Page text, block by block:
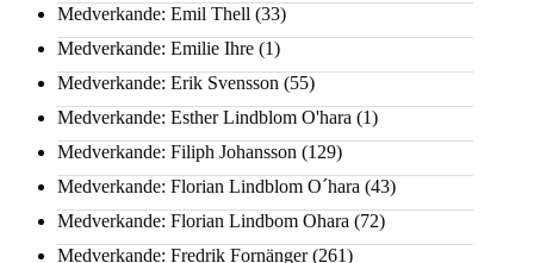
Medverkande: Emil Thell (33)
Medverkande: Emilie Ihre (1)
Medverkande: Erik Svensson (55)
Medverkande: Esther Lindblom O'hara (1)
Medverkande: Filiph Johansson (129)
Medverkande: Florian Lindblom O´hara (43)
Medverkande: Florian Lindbom Ohara (72)
Medverkande: Fredrik Fornänger(261)